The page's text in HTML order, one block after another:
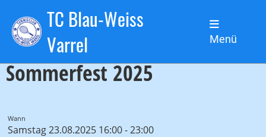
TC Blau-Weiss
Varrel
Menü
Zurück
Sommerfest 2025
Wann
Samstag 23.08.2025 16:00 - 23:00